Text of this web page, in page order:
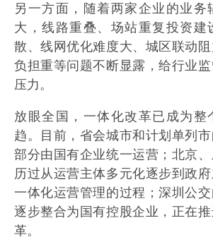
另一方面，随着两家企业的业务
大，线路重叠、场站重复投资建
散、线网优化难度大、城区联动
负担重等问题不断显露，给行业
压力。
放眼全国，一体化改革已成为整
趋。目前，省会城市和计划单列
部分由国有企业统一运营；北京
历过从运营主体多元化逐步到政
一体化运营管理的过程；深圳公
逐步整合为国有控股企业，正在
革。